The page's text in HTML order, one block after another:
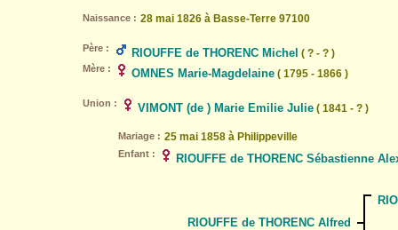
Naissance : 28 mai 1826 à Basse-Terre 97100
Père : RIOUFFE de THORENC Michel ( ? - ? )
Mère : OMNES Marie-Magdelaine ( 1795 - 1866 )
Union : VIMONT (de ) Marie Emilie Julie ( 1841 - ? )
Mariage : 25 mai 1858 à Philippeville
Enfant : RIOUFFE de THORENC Sébastienne
RIOUFFE de THORENC Alfred